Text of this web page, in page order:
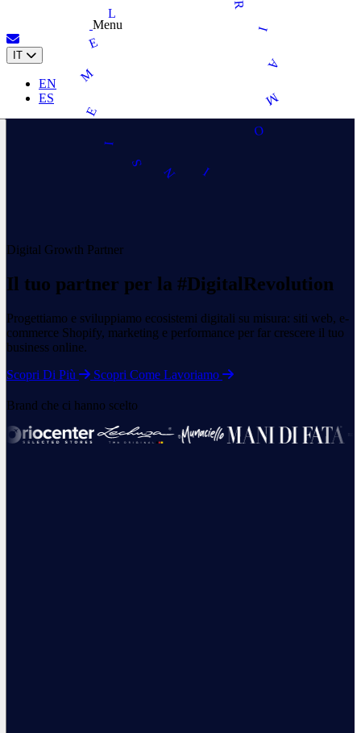
Menu
IT
EN
ES
Digital Growth Partner
Il tuo partner per la #DigitalRevolution
Progettiamo e sviluppiamo ecosistemi digitali su misura: siti web, e-
commerce Shopify, marketing e performance per far crescere il tuo
business online.
Scopri Di Più
Scopri Come Lavoriamo
Brand che ci hanno scelto
L
R
I
A
M
O
I
N
S
I
E
M
E